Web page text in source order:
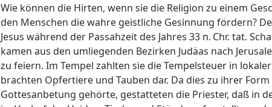
Wie können die Hirten, wenn sie die Religion zu einem
den Menschen die wahre geistliche Gesinnung fördern?
Jesus während der Passahzeit des Jahres 33 n. Chr. tat.
kamen aus den umliegenden Bezirken Judäas nach
zu feiern. Im Tempel zahlten sie die Tempelsteuer in
brachten Opfertiere und Tauben dar. Da dies zu ihrer
Gottesanbetung gehörte, gestatteten die Priester, daß in